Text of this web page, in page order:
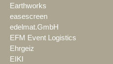
Earthworks
easescreen
edelmat.GmbH
EFM Event Logistics
Ehrgeiz
EIKI